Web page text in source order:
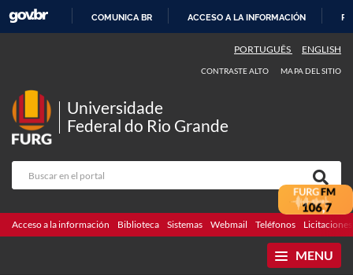
CONTENIDO
COMUNICA BR ACCESO A LA INFORMACIÓN
PORTUGUÊS ENGLISH
CONTRASTE ALTO MAPA DEL SITIO
Universidade
Federal do Rio Grande
Acceso a la información Biblioteca Sistemas Webmail Teléfonos Licitaciones
MENU